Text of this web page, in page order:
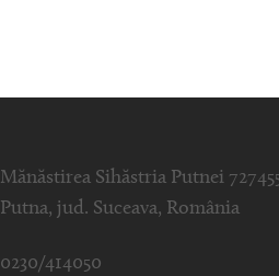
Mănăstirea Sihăstria Putnei
Putna, jud. Suceava, România
0230/414050